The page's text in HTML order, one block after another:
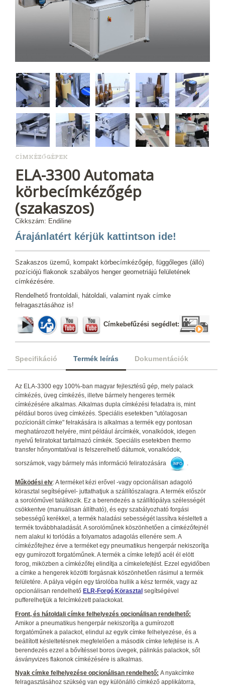
CÍMKÉZŐGÉPEK
ELA-3300 Automata
körbecímkézőgép
(szakaszos)
Cikkszám: Endiline
Árajánlatért kérjük kattintson ide!
Szakaszos üzemű, kompakt körbecímkézőgép, függőleges (álló)
pozíciójú flakonok szabályos henger geometriájú felületének
címkézésére.
Rendelhető frontoldali, hátoldali, valamint nyak címke
felragasztásához is!
Címkebefűzési segédlet:
Specifikáció Termék leírás Dokumentációk
Az ELA-3300 egy 100%-ban magyar fejlesztésű gép, mely palack
címkézés, üveg címkézés, illetve bármely hengeres termék
címkézésére alkalmas. Alkalmas dupla címkézési feladatra is, mint
például boros üveg címkézés. Speciális esetekben "utólagosan
pozícionált címke" felrakására is alkalmas a termék egy pontosan
meghatározott helyére, mint például árcímkék, vonalkódok, idegen
nyelvű feliratokat tartalmazó címkék. Speciális esetekben thermo
transfer hőnyomtatóval is felszerelhető dátumok, vonalkódok,
sorszámok, vagy bármely más információ feliratozására
.
Működési elv: A terméket kézi erővel -vagy opcionálisan adagoló
körasztal segítségével- juttathatjuk a szállítószalagra. A termék először
a sorolóművel találkozik. Ez a berendezés a szállítópálya szélességét
csökkentve (manuálisan állítható), és egy szabályozható forgási
sebességű kerékkel, a termék haladási sebességét lassítva késlelteti a
termék továbbhaladását. A sorolóműnek köszönhetően a címkézőfejnél
nem alakul ki torlódás a folyamatos adagolás ellenére sem. A
címkézőfejhez érve a terméket egy pneumatikus hengerpár nekiszorítja
egy gumírozott forgatóműnek. A termék a címke lefejtő acél él elött
forog, miközben a címkézőfej elindítja a címkelefejtést. Ezzel egyidőben
a címke a hengerek közötti forgásnak köszönhetően rásimul a termék
felületére. A pálya végén egy tárolóba hullik a kész termék, vagy az
opcionálisan rendelhető ELR-Forgó Körasztal segítségével
pufferelhetjük a felcímkézett palackokat.
Front, és hátoldali címke felhelyezés opcionálisan rendelhető:
Amikor a pneumatikus hengerpár nekiszorítja a gumírozott
forgatóműnek a palackot, elindul az egyik címke felhelyezése, és a
beállított késleltetésnek megfelelően a második címke lefejtése is. A
berendezés ezzel a bővítéssel boros üvegek, pálinkás palackok, sőt
ásványvizes flakonok címkézésére is alkalmas.
Nyak címke felhelyezése opcionálisan rendelhető: A nyakcímke
felragasztásához szükség van egy különálló címkéző applikátorra,